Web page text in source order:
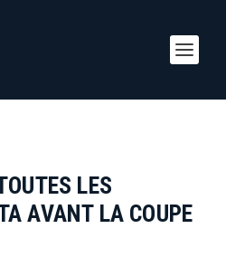
LES
AVANT LA COUPE